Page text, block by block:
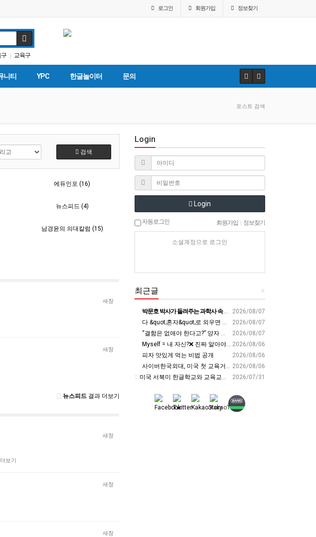
로그인 회원가입 정보찾기
구 | 교육구
서
니티 YPC 한글놀이터 문의
포스트 검색
검색
에듀인포 (16)
뉴스피드 (4)
남경윤의 의대칼럼 (15)
새창
새창
뉴스피드결과 더보기
새창
더보기
새창
새창
Login
Login
자동로그인 회원가입 정보찾기
소셜계정으로 로그인
+
최근글
2026/08/07
박문호 박사가 들려주는 과학사 속 결정적 순간들! 직관을 뛰어넘는 과학적 통찰 : 생각하는 청소년을 위한 과학 시리즈 1부(feat.박문호 박사)
2026/08/07
다 &quot;혼자&quot;로 외우면 틀려요. Alone????By myself????On my own
2026/08/07
“결함은 없애야 한다고?” 양자 연구자가 밝힌 신비: 없애려던 흠이 무기가 되는 방법 | 이정현 KIST 양자기술연구단 선임연구원 | 양자 컴퓨터 인생 | 세바시 2121회
2026/08/06
Myself = 내 자신?❌ 진짜 알아야 할 뜻????
2026/08/06
피자 맛있게 먹는 비법 공개
2026/08/06
사이버한국외대, 미국 첫 교육거점 구축…뉴욕에 미주글로벌센터 개소 - 재외동포신문
2026/07/31
미국 서북미 한글학교와 교육교류 첫 물꼬 - 사회적경제뉴스